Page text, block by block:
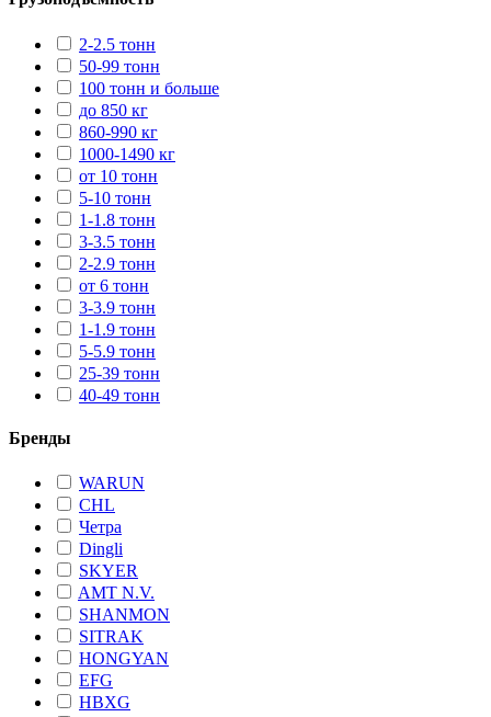
2-2.5 тонн
50-99 тонн
100 тонн и больше
до 850 кг
860-990 кг
1000-1490 кг
от 10 тонн
5-10 тонн
1-1.8 тонн
3-3.5 тонн
2-2.9 тонн
от 6 тонн
3-3.9 тонн
1-1.9 тонн
5-5.9 тонн
25-39 тонн
40-49 тонн
Бренды
WARUN
CHL
Четра
Dingli
SKYER
AMT N.V.
SHANMON
SITRAK
HONGYAN
EFG
HBXG